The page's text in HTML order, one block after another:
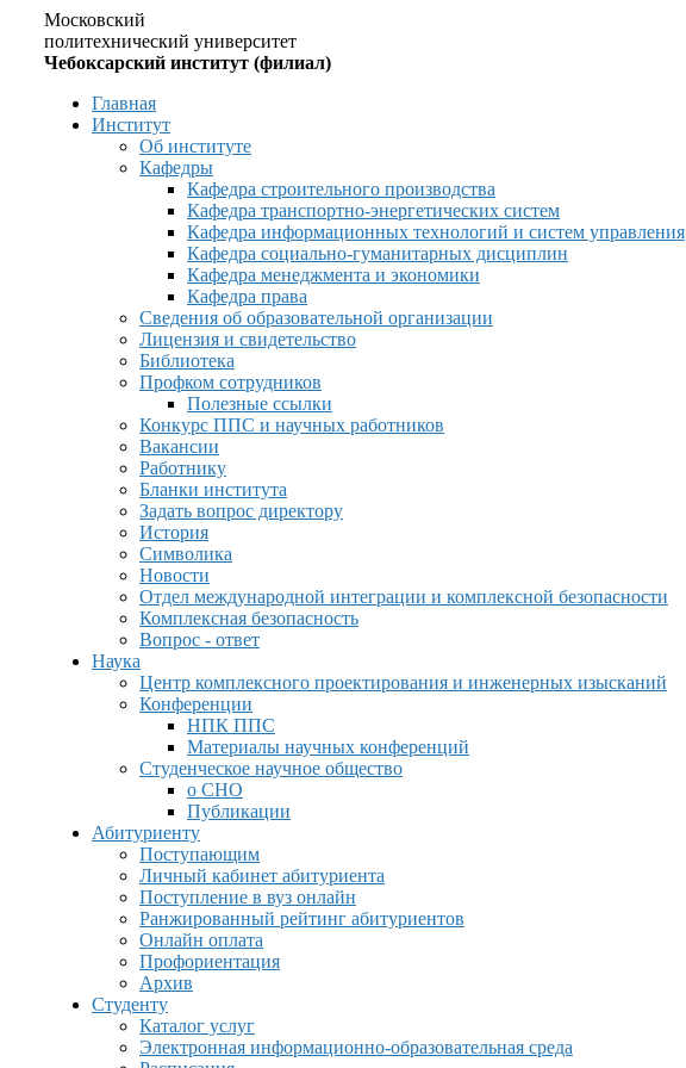
Московский
политехнический университет
Чебоксарский институт (филиал)
Главная
Институт
Об институте
Кафедры
Кафедра строительного производства
Кафедра транспортно-энергетических систем
Кафедра информационных технологий и систем управления
Кафедра социально-гуманитарных дисциплин
Кафедра менеджмента и экономики
Кафедра права
Сведения об образовательной организации
Лицензия и свидетельство
Библиотека
Профком сотрудников
Полезные ссылки
Конкурс ППС и научных работников
Вакансии
Работнику
Бланки института
Задать вопрос директору
История
Символика
Новости
Отдел международной интеграции и комплексной безопасности
Комплексная безопасность
Вопрос - ответ
Наука
Центр комплексного проектирования и инженерных изысканий
Конференции
НПК ППС
Материалы научных конференций
Студенческое научное общество
о СНО
Публикации
Абитуриенту
Поступающим
Личный кабинет абитуриента
Поступление в вуз онлайн
Ранжированный рейтинг абитуриентов
Онлайн оплата
Профориентация
Архив
Студенту
Каталог услуг
Электронная информационно-образовательная среда